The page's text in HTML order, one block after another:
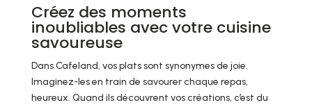
Créez des moments
inoubliables avec votre cuisine
savoureuse
Dans Cafeland, vos plats sont synonymes de joie.
Imaginez-les en train de savourer chaque repas,
heureux. Quand ils découvrent vos créations, c’est du